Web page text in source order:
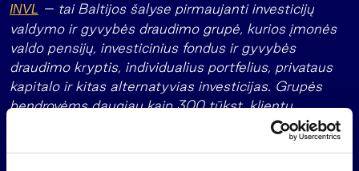
INVL – tai Baltijos šalyse pirmaujanti investicijų
valdymo ir gyvybės draudimo grupė, kurios įmonės
valdo pensijų, investicinius fondus ir gyvybės
draudimo kryptis, individualius portfelius, privataus
kapitalo ir kitas alternatyvias investicijas. Grupės
bendrovėms daugiau kaip 300 tūkst. klientų
Lietuvoje, Latvijoje ir Estijoje bei tarptautiniai
investuotojai patikėjo valdyti daugiau kaip 2 mlrd.